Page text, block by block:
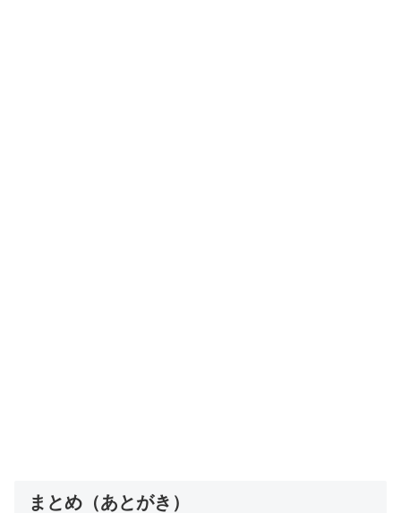
まとめ（あとがき）